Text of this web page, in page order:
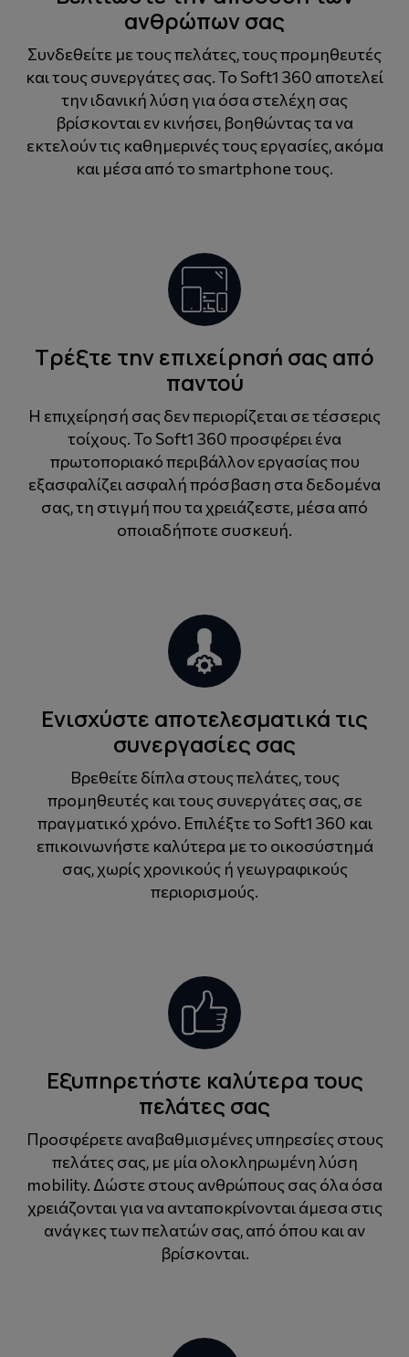
ανθρώπων σας
Συνδεθείτε με τους πελάτες, τους προμηθευτές
και τους συνεργάτες σας. Το Soft1 360 αποτελεί
την ιδανική λύση για όσα στελέχη σας
βρίσκονται εν κινήσει, βοηθώντας τα να
εκτελούν τις καθημερινές τους εργασίες, ακόμα
και μέσα από το smartphone τους.
Τρέξτε την επιχείρησή σας από
παντού
Η επιχείρησή σας δεν περιορίζεται σε τέσσερις
τοίχους. Το Soft1 360 προσφέρει ένα
πρωτοποριακό περιβάλλον εργασίας που
εξασφαλίζει ασφαλή πρόσβαση στα δεδομένα
σας, τη στιγμή που τα χρειάζεστε, μέσα από
οποιαδήποτε συσκευή.
Ενισχύστε αποτελεσματικά τις
συνεργασίες σας
Βρεθείτε δίπλα στους πελάτες, τους
προμηθευτές και τους συνεργάτες σας, σε
πραγματικό χρόνο. Επιλέξτε το Soft1 360 και
επικοινωνήστε καλύτερα με το οικοσύστημά
σας, χωρίς χρονικούς ή γεωγραφικούς
περιορισμούς.
Εξυπηρετήστε καλύτερα τους
πελάτες σας
Προσφέρετε αναβαθμισμένες υπηρεσίες στους
πελάτες σας, με μία ολοκληρωμένη λύση
mobility. Δώστε στους ανθρώπους σας όλα όσα
χρειάζονται για να ανταποκρίνονται άμεσα στις
ανάγκες των πελατών σας, από όπου και αν
βρίσκονται.